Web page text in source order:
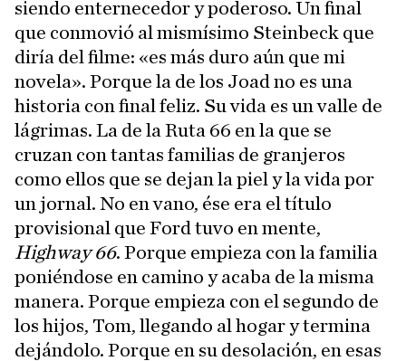
siendo enternecedor y poderoso. Un final
que conmovió al mismísimo Steinbeck que
diría del filme: «es más duro aún que mi
novela». Porque la de los Joad no es una
historia con final feliz. Su vida es un valle de
lágrimas. La de la Ruta 66 en la que se
cruzan con tantas familias de granjeros
como ellos que se dejan la piel y la vida por
un jornal. No en vano, ése era el título
provisional que Ford tuvo en mente,
Highway 66. Porque empieza con la familia
poniéndose en camino y acaba de la misma
manera. Porque empieza con el segundo de
los hijos, Tom, llegando al hogar y termina
dejándolo. Porque en su desolación, en esas